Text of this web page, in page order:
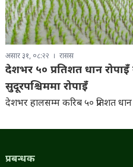
असार ३१, ०८:२२ रासस
देशभर ५० प्रतिशत धान रोपाइँ
सुदूरपश्चिममा रोपाइँ
देशभर हालसम्म करिब ५० प्रतिशत
प्रबन्धक